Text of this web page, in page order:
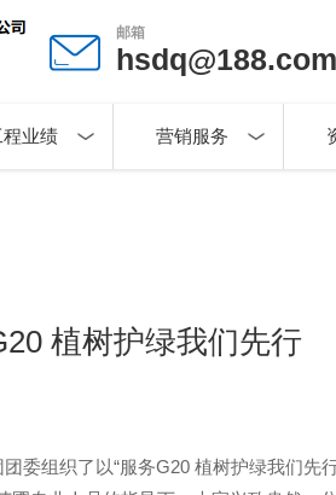
邮箱
hsdq@188.com
程业绩 营销服务
植树护绿我们先行
委组织了以“服务G20 植树护绿我们先